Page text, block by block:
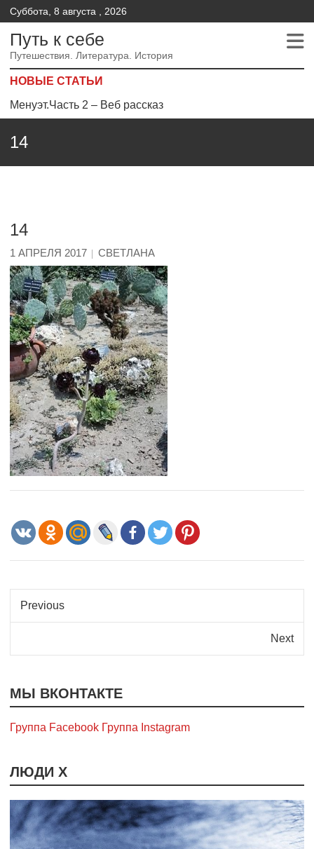
Суббота, 8 августа , 2026
Путь к себе
Путешествия. Литература. История
НОВЫЕ СТАТЬИ
Менуэт.Часть 2 – Веб рассказ
14
14
1 АПРЕЛЯ 2017 СВЕТЛАНА
Previous
Next
МЫ ВКОНТАКТЕ
Группа Facebook Группа Instagram
ЛЮДИ Х